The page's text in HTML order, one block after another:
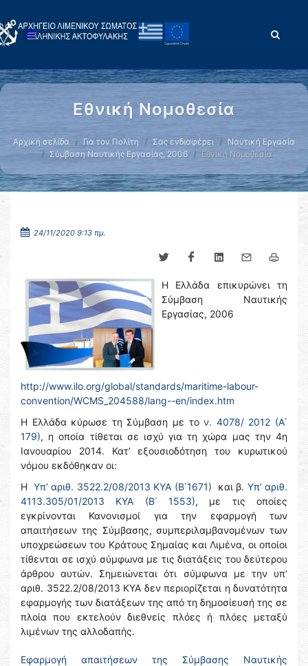
Εθνική Νομοθεσία
Αρχική σελίδα Για τον Πολίτη Σας ενδιαφέρει
Ναυτική Εργασία
Σύμβαση Ναυτικής Εργασίας, 2006
Εθνική Νομοθεσία
24/11/2020 9:13 πμ.
Η Ελλάδα επικυρώνει τη
Σύμβαση Ναυτικής
Εργασίας, 2006
http://www.ilo.org/global/standards/maritime-labour-
convention/WCMS_204588/lang--en/index.htm
Η Ελλάδα κύρωσε τη Σύμβαση με τον. 4078/ 2012 (Α΄
179), η οποία τίθεται σε ισχύ για τη χώρα μας την 4η
Ιανουαρίου 2014. Κατ’ εξουσιοδότηση του κυρωτικού
νόμου εκδόθηκαν οι:
Η Υπ’ αριθ. 3522.2/08/2013 ΚΥΑ (Β΄1671) και β. Υπ’ αριθ.
4113.305/01/2013 ΚΥΑ (Β΄ 1553), με τις οποίες
εγκρίνονται Κανονισμοί για την εφαρμογή των
απαιτήσεων της Σύμβασης, συμπεριλαμβανομένων των
υποχρεώσεων του Κράτους Σημαίας και Λιμένα, οι οποίοι
τίθενται σε ισχύ σύμφωνα με τις διατάξεις του δεύτερου
άρθρου αυτών. Σημειώνεται ότι σύμφωνα με την υπ’
αριθ. 3522.2/08/2013 ΚΥΑ δεν περιορίζεται η δυνατότητα
εφαρμογής των διατάξεων της από τη δημοσίευσή της σε
πλοία που εκτελούν διεθνείς πλόες ή πλόες μεταξύ
λιμένων της αλλοδαπής.
Εφαρμογή απαιτήσεων της Σύμβασης Ναυτικής